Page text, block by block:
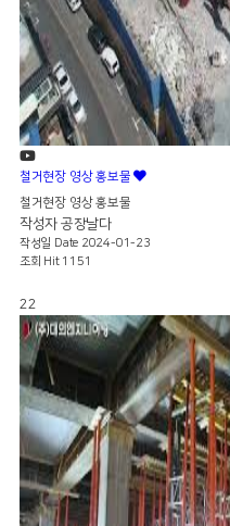
철거현장 영상 홍보물
철거현장 영상 홍보물
작성자 공장날다
작성일 Date 2024-01-23
조회 Hit 1151
22